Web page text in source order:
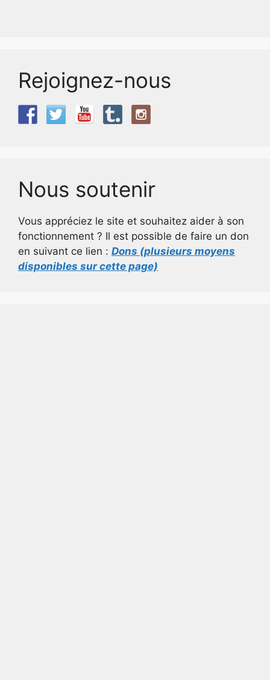
Rejoignez-nous
Nous soutenir
Vous appréciez le site et souhaitez aider à son
fonctionnement ? Il est possible de faire un don
en suivant ce lien : Dons (plusieurs moyens
disponibles sur cette page)